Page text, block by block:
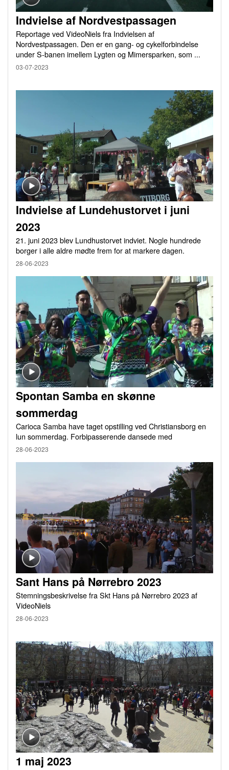
Indvielse af Nordvestpassagen
Reportage ved VideoNiels fra Indvielsen af
Nordvestpassagen. Den er en gang- og cykelforbindelse
under S-banen imellem Lygten og Mimersparken, som ...
03-07-2023
Indvielse af Lundehustorvet i juni
2023
21. juni 2023 blev Lundhustorvet indviet. Nogle hundrede
borger i alle aldre mødte frem for at markere dagen.
28-06-2023
Spontan Samba en skønne
sommerdag
Carioca Samba have taget opstilling ved Christiansborg en
lun sommerdag. Forbipasserende dansede med
28-06-2023
Sant Hans på Nørrebro 2023
Stemningsbeskrivelse fra Skt Hans på Nørrebro 2023 af
VideoNiels
28-06-2023
1 maj 2023